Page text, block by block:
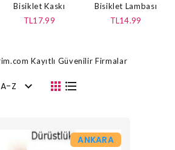
Bisiklet Kaskı
TL17.99
Bisiklet Lambası
TL14.99
Kayıtlı Güvenilir Firmalar
A-Z
ANKARA